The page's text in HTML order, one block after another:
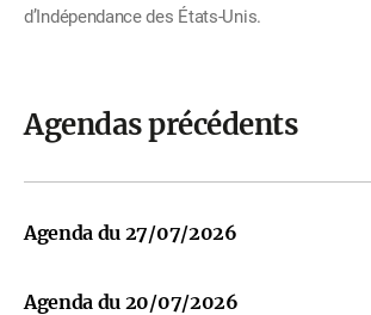
d’Indépendance des États-Unis.
Agendas précédents
Agenda du 27/07/2026
Agenda du 20/07/2026